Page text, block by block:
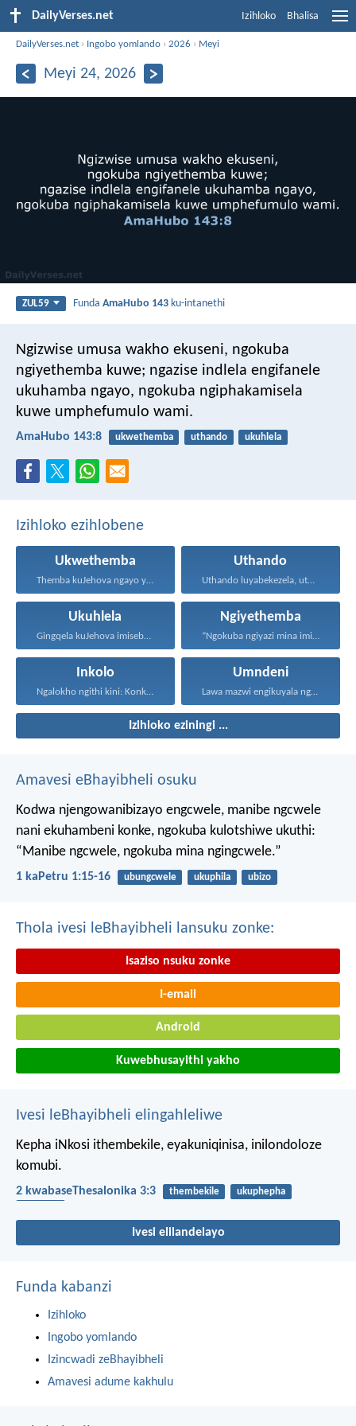
DailyVerses.net Izihloko Bhalisa
DailyVerses.net › Ingobo yomlando ›2026 › Meyi
Meyi 24, 2026
ZUL59 FundaAmaHubo 143 ku-intanethi
Ngizwise umusa wakho ekuseni, ngokuba
ngiyethemba kuwe; ngazise indlela engifanele
ukuhamba ngayo, ngokuba ngiphakamisela
kuwe umphefumulo wami.
AmaHubo 143:8 ukwethemba uthando ukuhlela
Izihloko ezihlobene
Ukwethemba
Themba kuJehova ngayo yonke...
Uthando
Uthando luyabekezela, uthando lumnene...
Ukuhlela
Gingqela kuJehova imisebenzi yakho...
Ngiyethemba
“Ngokuba ngiyazi mina imicabango...
Inkolo
Ngalokho ngithi kini: Konke...
Umndeni
Lawa mazwi engikuyala ngawo...
Izihloko eziningi ...
Amavesi eBhayibheli osuku
Kodwa njengowanibizayo engcwele, manibe ngcwele
nani ekuhambeni konke, ngokuba kulotshiwe ukuthi:
“Manibe ngcwele, ngokuba mina ngingcwele.”
1 kaPetru 1:15-16 ubungcwele ukuphila ubizo
Thola ivesi leBhayibheli lansuku zonke:
Isaziso nsuku zonke
I-email
Android
Kuwebhusayithi yakho
Ivesi leBhayibheli elingahleliwe
Kepha iNkosi ithembekile, eyakuniqinisa, inilondoloze
komubi.
2 kwabaseThesalonika 3:3 thembekile
ukuphepha
Ivesi elilandelayo
Funda kabanzi
Izihloko
Ingobo yomlando
Izincwadi zeBhayibheli
Amavesi adume kakhulu